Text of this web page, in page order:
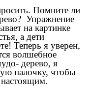
Помните ли
Упражнение
на картинке
а дети
Теперь я уверен,
волшебное
дерево, я
палочку, чтобы